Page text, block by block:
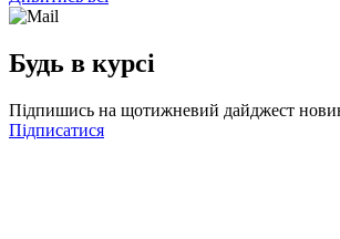
Будь в курсі
Підпишись на щотижневий дайджест
Підписатися